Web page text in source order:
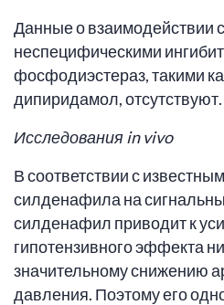
Данные о взаимодействии
неспецифическими
фосфодиэстераз, такими
дипиридамол, отсутствуют.
Исследованияin vivo
В соответствии с
силденафила на
силденафил приводит к
гипотензивного эффекта
значительному снижению
давления. Поэтому его